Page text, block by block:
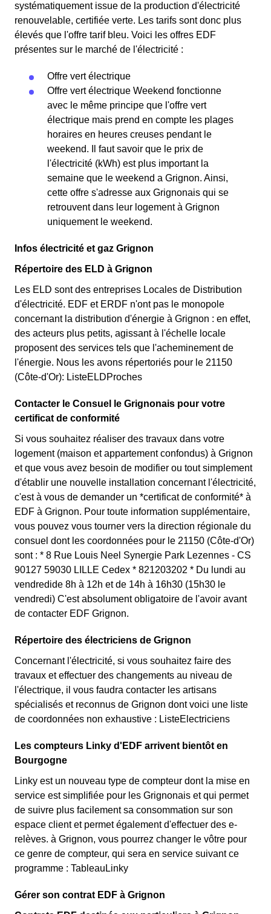
systématiquement issue de la production d'électricité
renouvelable, certifiée verte. Les tarifs sont donc plus
élevés que l'offre tarif bleu. Voici les offres EDF
présentes sur le marché de l'électricité :
Offre vert électrique
Offre vert électrique Weekend fonctionne
avec le même principe que l'offre vert
électrique mais prend en compte les plages
horaires en heures creuses pendant le
weekend. Il faut savoir que le prix de
l'électricité (kWh) est plus important la
semaine que le weekend a Grignon. Ainsi,
cette offre s'adresse aux Grignonais qui se
retrouvent dans leur logement à Grignon
uniquement le weekend.
Infos électricité et gaz Grignon
Répertoire des ELD à Grignon
Les ELD sont des entreprises Locales de Distribution
d'électricité. EDF et ERDF n'ont pas le monopole
concernant la distribution d'énergie à Grignon : en effet,
des acteurs plus petits, agissant à l'échelle locale
proposent des services tels que l'acheminement de
l'énergie. Nous les avons répertoriés pour le 21150
(Côte-d'Or): ListeELDProches
Contacter le Consuel le Grignonais pour votre
certificat de conformité
Si vous souhaitez réaliser des travaux dans votre
logement (maison et appartement confondus) à Grignon
et que vous avez besoin de modifier ou tout simplement
d'établir une nouvelle installation concernant l'électricité,
c'est à vous de demander un *certificat de conformité* à
EDF à Grignon. Pour toute information supplémentaire,
vous pouvez vous tourner vers la direction régionale du
consuel dont les coordonnées pour le 21150 (Côte-d'Or)
sont : * 8 Rue Louis Neel Synergie Park Lezennes - CS
90127 59030 LILLE Cedex * 821203202 * Du lundi au
vendredide 8h à 12h et de 14h à 16h30 (15h30 le
vendredi) C'est absolument obligatoire de l'avoir avant
de contacter EDF Grignon.
Répertoire des électriciens de Grignon
Concernant l'électricité, si vous souhaitez faire des
travaux et effectuer des changements au niveau de
l'électrique, il vous faudra contacter les artisans
spécialisés et reconnus de Grignon dont voici une liste
de coordonnées non exhaustive : ListeElectriciens
Les compteurs Linky d'EDF arrivent bientôt en
Bourgogne
Linky est un nouveau type de compteur dont la mise en
service est simplifiée pour les Grignonais et qui permet
de suivre plus facilement sa consommation sur son
espace client et permet également d'effectuer des e-
relèves. à Grignon, vous pourrez changer le vôtre pour
ce genre de compteur, qui sera en service suivant ce
programme : TableauLinky
Gérer son contrat EDF à Grignon